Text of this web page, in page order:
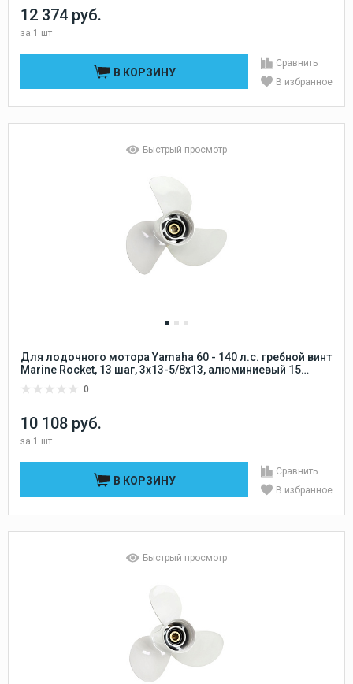
12 374 руб.
за 1 шт
В КОРЗИНУ
Сравнить
В избранное
Быстрый просмотр
Для лодочного мотора Yamaha 60 - 140 л.с. гребной винт
Marine Rocket, 13 шаг, 3x13-5/8x13, алюминиевый 15
0
10 108 руб.
за 1 шт
В КОРЗИНУ
Сравнить
В избранное
Быстрый просмотр